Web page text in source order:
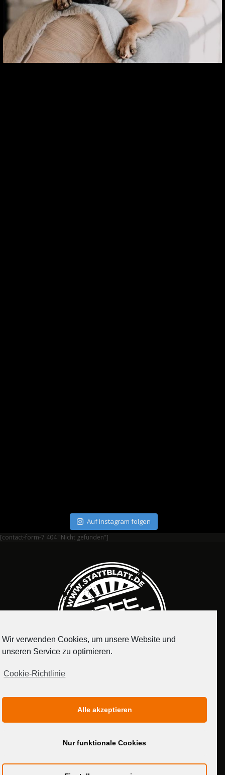
Auf Instagram folgen
[contact-form-7 404 "Nicht gefunden"]
MEDIADATEN
Wir verwenden Cookies, um unsere Website und
unseren Service zu optimieren.
Cookie-Richtlinie
Alle akzeptieren
Nur funktionale Cookies